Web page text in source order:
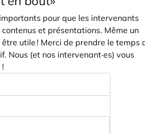
pour que les intervenants
et présentations. Même un
utile ! Merci de prendre le temps
Nous (et nos intervenant·es) vous